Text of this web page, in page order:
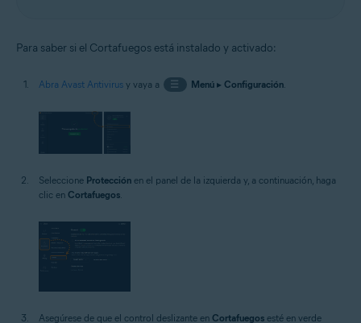
Para saber si el Cortafuegos está instalado y activado:
Abra Avast Antivirus y vaya a ☰ Menú▸ Configuración.
Seleccione Protección en el panel de la izquierda y, a continuación, haga
clic en Cortafuegos.
Asegúrese de que el control deslizante en Cortafuegos esté en verde